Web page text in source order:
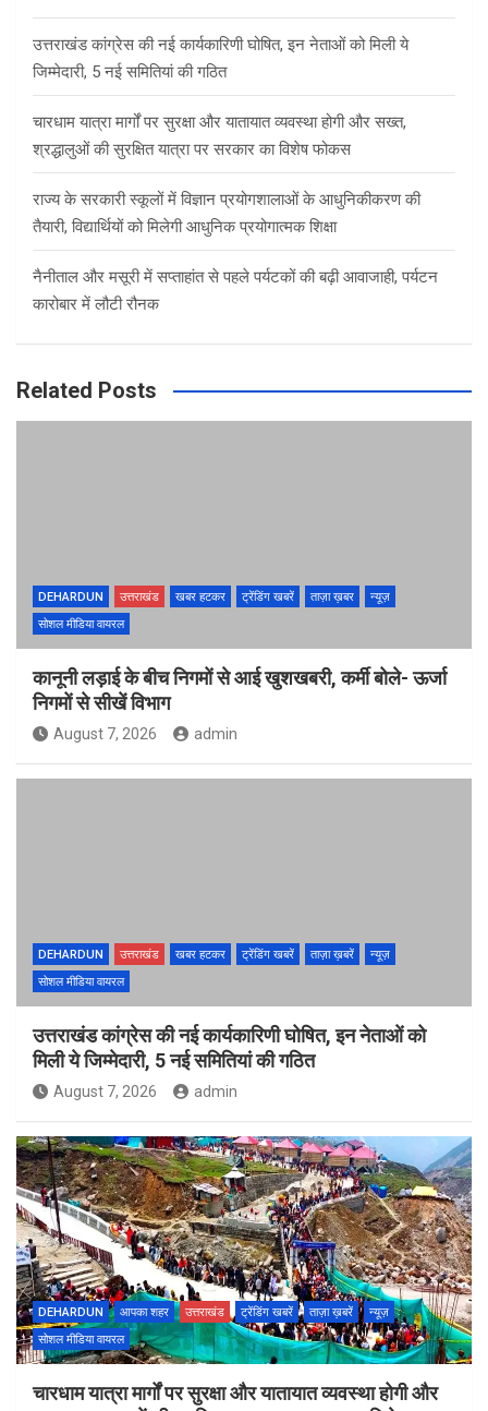
उत्तराखंड कांग्रेस की नई कार्यकारिणी घोषित, इन नेताओं को मिली ये
जिम्मेदारी, 5 नई समितियां की गठित
चारधाम यात्रा मार्गों पर सुरक्षा और यातायात व्यवस्था होगी और सख्त,
श्रद्धालुओं की सुरक्षित यात्रा पर सरकार का विशेष फोकस
राज्य के सरकारी स्कूलों में विज्ञान प्रयोगशालाओं के आधुनिकीकरण की
तैयारी, विद्यार्थियों को मिलेगी आधुनिक प्रयोगात्मक शिक्षा
नैनीताल और मसूरी में सप्ताहांत से पहले पर्यटकों की बढ़ी आवाजाही, पर्यटन
कारोबार में लौटी रौनक
Related Posts
DEHARDUN उत्तराखंड खबर हटकर ट्रेंडिंग खबरें ताज़ा ख़बर
न्यूज़
सोशल मीडिया वायरल
कानूनी लड़ाई के बीच निगमों से आई खुशखबरी, कर्मी बोले- ऊर्जा
निगमों से सीखें विभाग
August 7, 2026 admin
DEHARDUN उत्तराखंड खबर हटकर ट्रेंडिंग खबरें ताज़ा ख़बरें
न्यूज़
सोशल मीडिया वायरल
उत्तराखंड कांग्रेस की नई कार्यकारिणी घोषित, इन नेताओं को
मिली ये जिम्मेदारी, 5 नई समितियां की गठित
August 7, 2026 admin
DEHARDUN आपका शहर उत्तराखंड ट्रेंडिंग खबरें ताज़ा ख़बरें
न्यूज़
सोशल मीडिया वायरल
चारधाम यात्रा मार्गों पर सुरक्षा और यातायात व्यवस्था होगी और